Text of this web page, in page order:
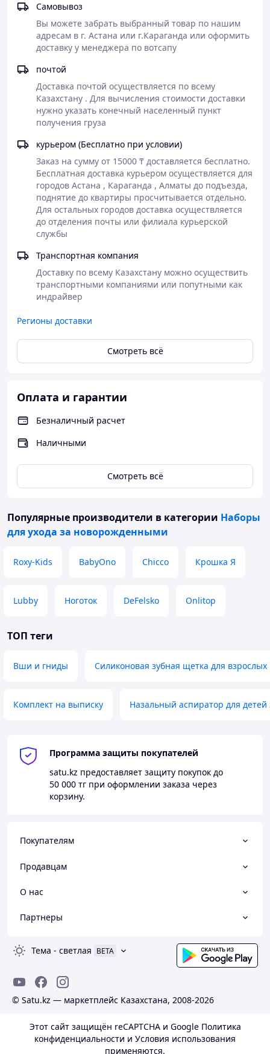
развитии начинается ещё до их рождения и
продолжается до совершеннолетия». Этот проект,
уникальный по своей сути, бурно развивался и вывел
компанию на уровень полного понимания того, что
репутацией надежного и заботливого помощника в
выполнении трудной задачи, стоящей перед
родителями.
Самовывоз
Вы можете забрать выбранный товар по нашим
адресам в г. Астана или г.Караганда или оформить
доставку у менеджера по вотсапу
почтой
Доставка почтой осуществляется по всему
Казахстану . Для вычисления стоимости доставки
нужно указать конечный населенный пункт
получения груза
курьером (Бесплатно при условии)
Заказ на сумму от 15000 ₸ доставляется бесплатно.
Бесплатная доставка курьером осуществляется для
городов Астана , Караганда , Алматы до подъезда,
поднятие до квартиры просчитывается отдельно.
Для остальных городов доставка осуществляется
до отделения почты или филиала курьерской
службы
Транспортная компания
Доставку по всему Казахстану можно осуществить
транспортными компаниями или попутными как
индрайвер
Регионы доставки
Смотреть всё
Оплата и гарантии
Безналичный расчет
Наличными
Смотреть всё
Популярные производители в категории Наборы
для ухода за новорожденными
Roxy-Kids BabyOno Chicco Крошка Я
Lubby Ноготок DeFelsko Onlitop
ТОП теги
Вши и гниды Силиконовая зубная щетка для взрослых
Комплект на выписку Назальный аспиратор для детей
Программа защиты покупателей
satu.kz предоставляет защиту покупок до
50 000 тг при оформлении заказа через
корзину.
Покупателям
Продавцам
О нас
Партнеры
Тема - светлая BETA
© Satu.kz — маркетплейс Казахстана, 2008-2026
Этот сайт защищён reCAPTCHA и Google Политика
конфиденциальности и Условия использования
применяются.